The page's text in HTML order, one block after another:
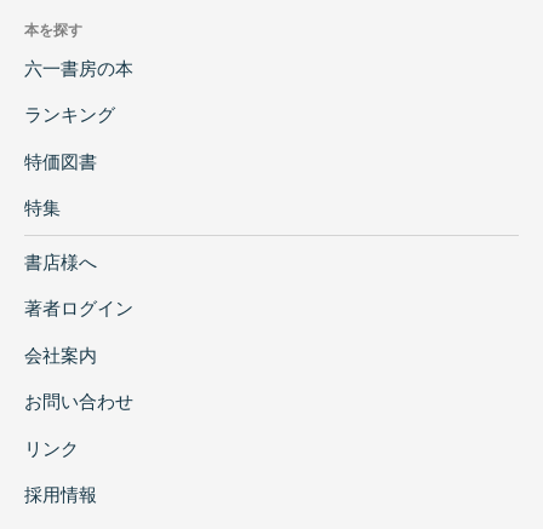
本を探す
六一書房の本
ランキング
特価図書
特集
書店様へ
著者ログイン
会社案内
お問い合わせ
リンク
採用情報